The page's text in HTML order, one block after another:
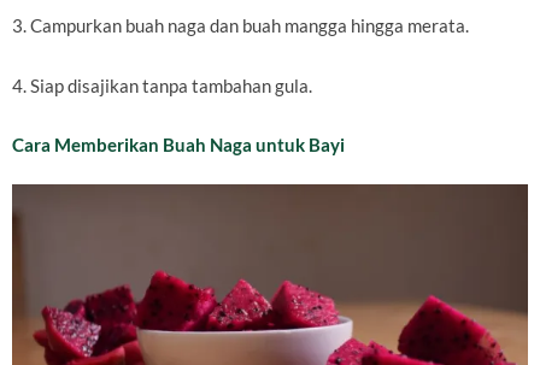
3. Campurkan buah naga dan buah mangga hingga merata.
4. Siap disajikan tanpa tambahan gula.
Cara Memberikan Buah Naga untuk Bayi